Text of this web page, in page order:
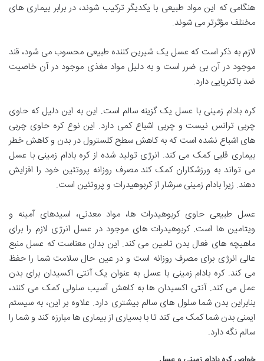
هنگامی که این مواد طبیعی با یکدیگر ترکیب شوند، در برابر بیماری های
مختلف مؤثرتر می شوند.
لازم به ذکر است که عسل یک شیرین کننده طبیعی محسوب می شود، قند
موجود در آن بی ضرر است و به دلیل مواد مغذی موجود در آن خاصیت
ضد باکتریایی دارد.
کره بادام زمینی با عسل یک گزینه سالم است. این به این دلیل که حاوی
چربی ترانس نیست و چربی اشباع کمی دارد. این نوع کره حاوی چربی
های اشباع نشده است که به کاهش سطح کلسترول در بدن و کاهش خطر
بیماری قلبی کمک می کند. انرژی تولید شده از کره بادام زمینی با عسل
می تواند به ورزشکاران کمک کند مصرف روزانه پروتئین خود را افزایش
دهند. زیرا بادام زمینی سرشار از کربوهیدرات و پروتئین است.
عسل طبیعی حاوی کربوهیدرات ها، مواد معدنی، اسیدهای آمینه و
ویتامین ها است. کربوهیدرات های موجود در عسل انرژی لازم را برای
ماهیچه های فعال بدن تامین می کند. این بدان معناست که عسل منبع
عالی انرژی برای مصرف روزانه است و در عین حال سلامت شما را حفظ
می کند. کره بادام زمینی با عسل به عنوان یک آنتی اکسیدان برای بدن
عمل می کند. آنتی اکسیدان ها به کاهش آسیب سلولی کمک می کنند،
بنابراین بدن شما سلول های سالم بیشتری دارد. علاوه بر این، به سیستم
ایمنی بدن شما کمک می کند تا با بسیاری از بیماری ها مبارزه کند و شما را
سالم نگه دارد.